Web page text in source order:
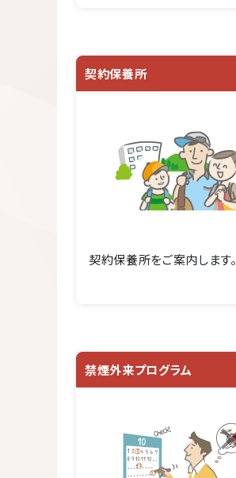
契約保養所
契約保養所をご案内します。
禁煙外来プログラム